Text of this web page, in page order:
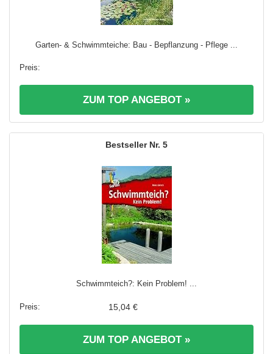
Garten- & Schwimmteiche: Bau - Bepflanzung - Pflege ...
ZUM TOP ANGEBOT »
5
Schwimmteich?: Kein Problem! ...
15,04 €
ZUM TOP ANGEBOT »